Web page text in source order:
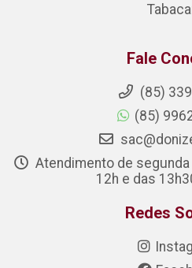
Fale
(85)
(85)
Atendimento de
12h e das
Redes